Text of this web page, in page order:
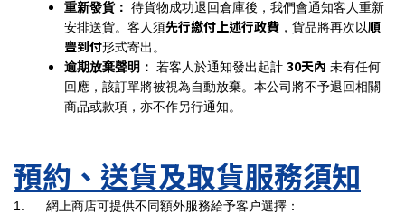
重新發貨： 待貨物成功退回倉庫後，我們會通知客人重新
安排送貨。客人須先行繳付上述行政費 ，貨品將再次以順
豐到付形式寄出。
逾期放棄聲明： 若客人於通知發出起計 30天內 未有任何
回應，該訂單將被視為自動放棄。本公司將不予退回相關
商品或款項，亦不作另行通知。
預約、送貨及取貨服務須知
1. 網上商店可提供不同額外服務給予客户選擇：